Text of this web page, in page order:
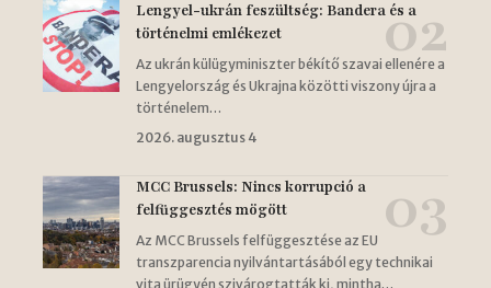
Lengyel-ukrán feszültség: Bandera és a
történelmi emlékezet
Az ukrán külügyminiszter békítő szavai ellenére a
Lengyelország és Ukrajna közötti viszony újra a
történelem…
2026. augusztus 4
MCC Brussels: Nincs korrupció a
felfüggesztés mögött
Az MCC Brussels felfüggesztése az EU
transzparencia nyilvántartásából egy technikai
vita ürügyén szivárogtatták ki, mintha…